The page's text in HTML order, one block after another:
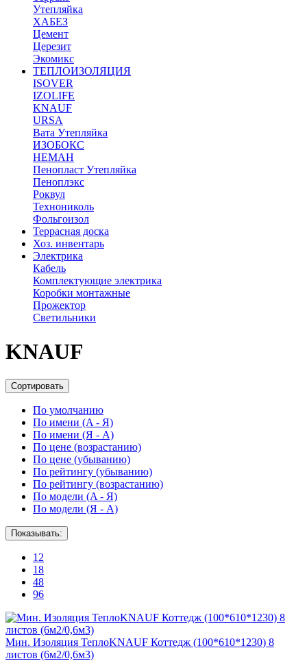
Утепляйка
ХАБЕЗ
Цемент
Церезит
Экомикс
ТЕПЛОИЗОЛЯЦИЯ
ISOVER
IZOLIFE
KNAUF
URSA
Вата Утепляйка
ИЗОБОКС
НЕМАН
Пенопласт Утепляйка
Пеноплэкс
Роквул
Технониколь
Фольгоизол
Террасная доска
Хоз. инвентарь
Электрика
Кабель
Комплектующие электрика
Коробки монтажные
Прожектор
Светильники
KNAUF
Сортировать
По умолчанию
По имени (A - Я)
По имени (Я - A)
По цене (возрастанию)
По цене (убыванию)
По рейтингу (убыванию)
По рейтингу (возрастанию)
По модели (A - Я)
По модели (Я - A)
Показывать:
12
18
48
96
Мин. Изоляция ТеплоKNAUF Коттедж (100*610*1230) 8
листов (6м2/0,6м3)